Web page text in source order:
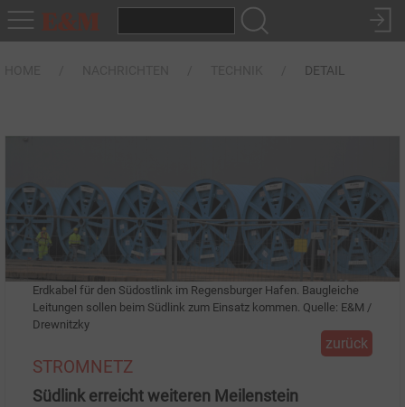
DETAIL
Erdkabel für den Südostlink im Regensburger Hafen. Baugleiche
Leitungen sollen beim Südlink zum Einsatz kommen. Quelle: E&M /
Drewnitzky
zurück
STROMNETZ
Südlink erreicht weiteren Meilenstein